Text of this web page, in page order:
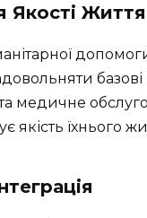
Якості Життя
базові
медичне
якість їхнього